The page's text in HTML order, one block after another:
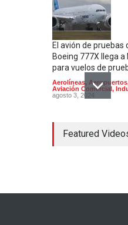
El avión de pruebas
Boeing 777X llega a
para vuelos de
Aerolíneas, Aeropuertos
Aviación Comercial ,
agosto 3, 2024
supersónico que
Featured